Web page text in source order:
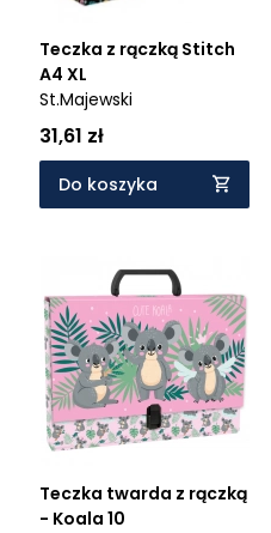
Teczka z rączką Stitch
A4 XL
St.Majewski
31,61 zł
Do koszyka
Teczka twarda z rączką
- Koala 10